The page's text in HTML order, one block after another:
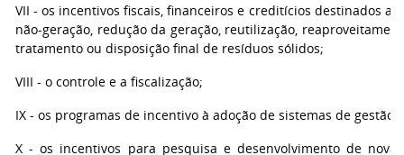
VII - os incentivos fiscais, financeiros e creditícios destinados a
não-geração, redução da geração, reutilização,
tratamento ou disposição final de resíduos sólidos;
VIII - o controle e a fiscalização;
IX - os programas de incentivo à adoção de sistemas de gestão
X - os incentivos para pesquisa e desenvolvimento de